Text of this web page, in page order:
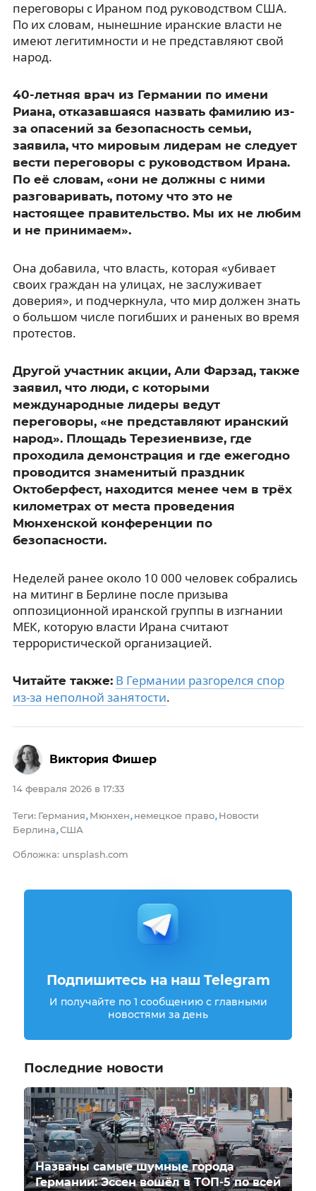
переговоры с Ираном под руководством США.
По их словам, нынешние иранские власти не
имеют легитимности и не представляют свой
народ.
40-летняя врач из Германии по имени
Риана, отказавшаяся назвать фамилию из-
за опасений за безопасность семьи,
заявила, что мировым лидерам не следует
вести переговоры с руководством Ирана.
По её словам, «они не должны с ними
разговаривать, потому что это не
настоящее правительство. Мы их не любим
и не принимаем».
Она добавила, что власть, которая «убивает
своих граждан на улицах, не заслуживает
доверия», и подчеркнула, что мир должен знать
о большом числе погибших и раненых во время
протестов.
Другой участник акции, Али Фарзад, также
заявил, что люди, с которыми
международные лидеры ведут
переговоры, «не представляют иранский
народ». Площадь Терезиенвизе, где
проходила демонстрация и где ежегодно
проводится знаменитый праздник
Октоберфест, находится менее чем в трёх
километрах от места проведения
Мюнхенской конференции по
безопасности.
Неделей ранее около 10 000 человек собрались
на митинг в Берлине после призыва
оппозиционной иранской группы в изгнании
МЕК, которую власти Ирана считают
террористической организацией.
Читайте также: В Германии разгорелся спор
из-за неполной занятости.
14 февраля 2026 в 17:33
Теги: Германия, Мюнхен, немецкое право, Новости
Берлина,США
Обложка: unsplash.com
Виктория Фишер
Подпишитесь на наш Telegram
И получайте по 1 сообщению с главными
новостями за день
Последние новости
Названы самые шумные города
Германии: Эссен вошёл в ТОП-5 по всей